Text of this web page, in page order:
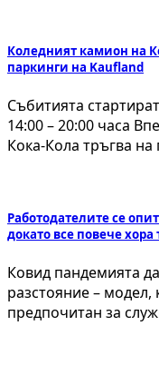
Коледният камион на
паркинги на Kaufland
Събитията
14:00 – 20:00 часа
Кока-Кола тръгва
Работодателите се
докато все повече
Ковид пандемията
разстояние –
предпочитан за